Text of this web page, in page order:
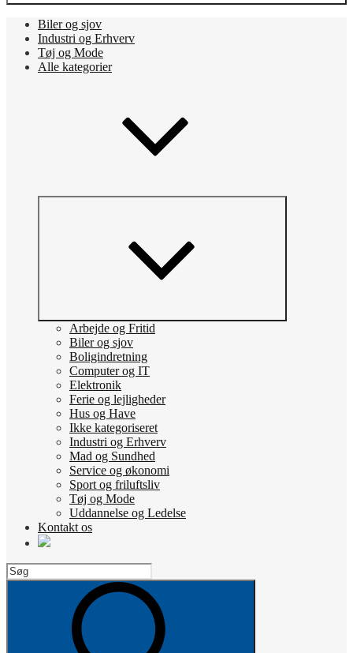
Biler og sjov
Industri og Erhverv
Tøj og Mode
Alle kategorier
Arbejde og Fritid
Biler og sjov
Boligindretning
Computer og IT
Elektronik
Ferie og lejligheder
Hus og Have
Ikke kategoriseret
Industri og Erhverv
Mad og Sundhed
Service og økonomi
Sport og friluftsliv
Tøj og Mode
Uddannelse og Ledelse
Kontakt os
Search
for: